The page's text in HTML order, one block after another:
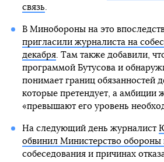
связь.
В Минобороны на это
пригласили журналиста на
декабря. Там также добавили,
программой Бутусова и
понимает границ обязанностей
которые претендует, а амбиции
«превышают его уровень
На следующий день журналист
обвинил Министерство обороны
собеседования и причинах